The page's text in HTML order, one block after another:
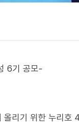
6기 공모-
리기 위한 누리호